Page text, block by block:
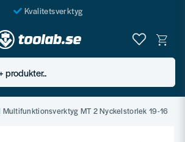
Kvalitetsverktyg
Fraktfritt över 999 SEK*
En järnhandel för alla
Butik i Göteborg
Multifunktionsverktyg MT 2 Nyckelstorlek 19-16